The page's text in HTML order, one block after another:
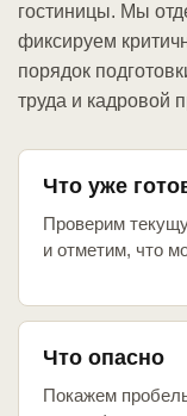
гостиницы. Мы
фиксируем
порядок
труда и кадровой
Что уже
Проверим
и отметим, что
Что опасно
Покажем